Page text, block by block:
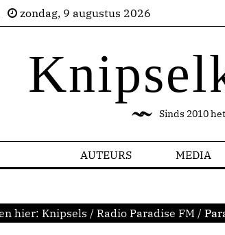
zondag, 9 augustus 2026
Sinds 2010
AUTEURS MEDIA
hier: Knipsels / Radio Paradise FM /